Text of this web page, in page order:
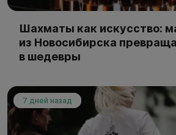
Шахматы как искусство:
из Новосибирска
в шедевры
7 дней назад